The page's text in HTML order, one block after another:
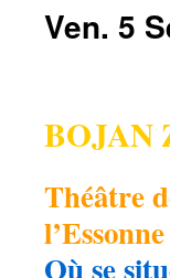
Ven. 5
BOJAN
Théâtre
Où se